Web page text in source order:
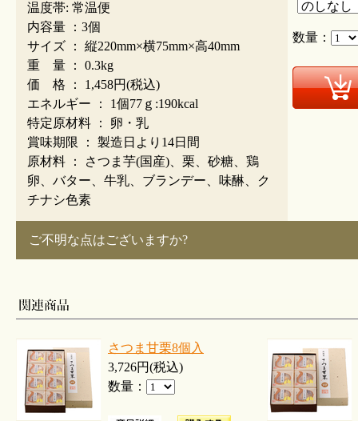
温度帯: 常温便
内容量 ：3個
サイズ ： 縦220mm×横75mm×高40mm
重 量 ： 0.3kg
価 格 ： 1,458円(税込)
エネルギー ： 1個77ｇ:190kcal
特定原材料 ： 卵・乳
賞味期限 ： 製造日より14日間
原材料 ： さつま芋(国産)、栗、砂糖、鶏
卵、バター、牛乳、ブランデー、味醂、ク
チナシ色素
数量：
ご不明な点はございますか?
さつま甘栗8個入
3,726円(税込)
数量：